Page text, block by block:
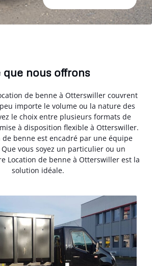
que nous offrons
de benne à Otterswiller couvrent
importe le volume ou la nature des
le choix entre plusieurs formats de
à disposition flexible à Otterswiller.
de benne est encadré par une équipe
vous soyez un particulier ou un
Location de benne à Otterswiller est la
solution idéale.